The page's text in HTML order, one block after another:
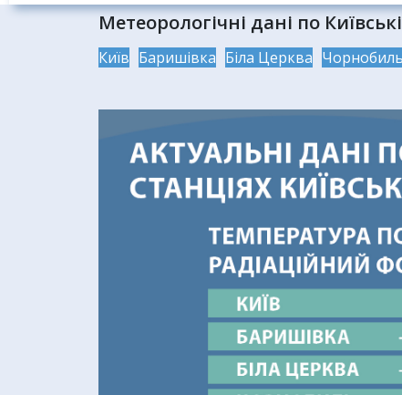
Метеорологічні дані по
Київ Баришівка Біла Церква Чорнобиль